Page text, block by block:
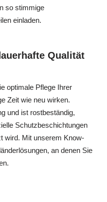
so stimmige
einladen.
Qualität
optimale Pflege Ihrer
Zeit wie neu wirken.
und ist rostbeständig,
Schutzbeschichtungen
wird. Mit unserem Know-
an denen Sie